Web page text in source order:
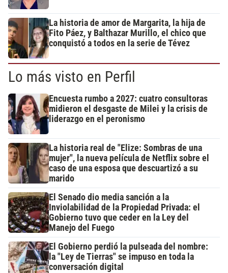
La historia de amor de Margarita, la hija de
Fito Páez, y Balthazar Murillo, el chico que
conquistó a todos en la serie de Tévez
Lo más visto en Perfil
Encuesta rumbo a 2027: cuatro consultoras
midieron el desgaste de Milei y la crisis de
liderazgo en el peronismo
La historia real de "Elize: Sombras de una
mujer", la nueva película de Netflix sobre el
caso de una esposa que descuartizó a su
marido
El Senado dio media sanción a la
Inviolabilidad de la Propiedad Privada: el
Gobierno tuvo que ceder en la Ley del
Manejo del Fuego
El Gobierno perdió la pulseada del nombre:
la "Ley de Tierras" se impuso en toda la
conversación digital